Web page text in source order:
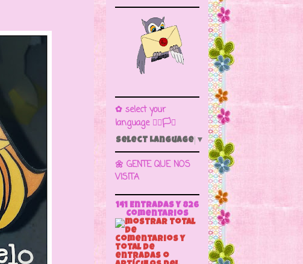
✿ select your
language 🏳️‍🌈🏳️🏁
Select Language ▼
🌼 GENTE QUE NOS
VISITA
141 Entradas y 826
Comentarios